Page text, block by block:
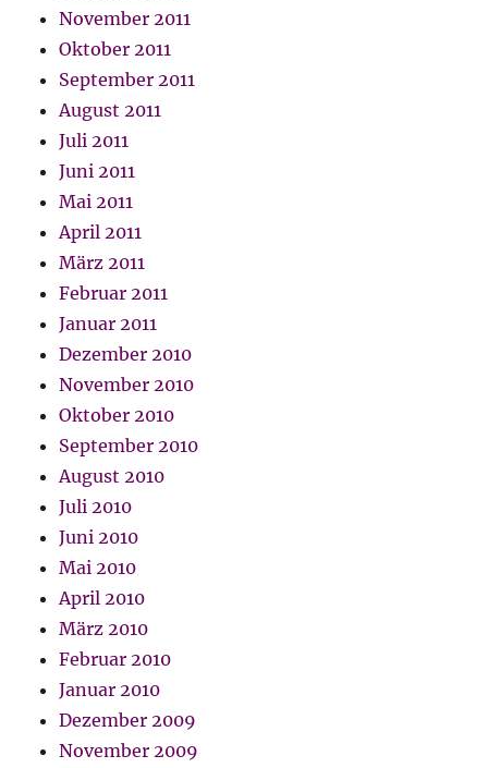
November 2011
Oktober 2011
September 2011
August 2011
Juli 2011
Juni 2011
Mai 2011
April 2011
März 2011
Februar 2011
Januar 2011
Dezember 2010
November 2010
Oktober 2010
September 2010
August 2010
Juli 2010
Juni 2010
Mai 2010
April 2010
März 2010
Februar 2010
Januar 2010
Dezember 2009
November 2009